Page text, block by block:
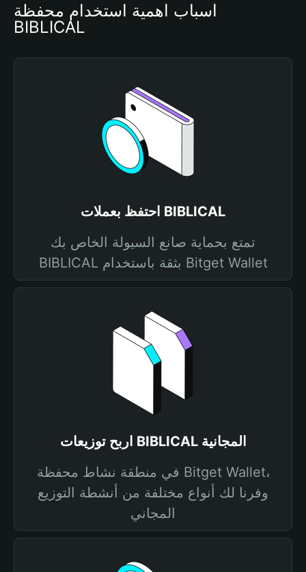
أسباب أهمية استخدام محفظة
BIBLICAL
احتفظ بعملات BIBLICAL
تمتع بحماية صانع السيولة الخاص بك
BIBLICAL بثقة باستخدام Bitget Wallet
اربح توزيعات BIBLICAL المجانية
في منطقة نشاط محفظة Bitget Wallet،
وفرنا لك أنواع مختلفة من أنشطة التوزيع
المجاني